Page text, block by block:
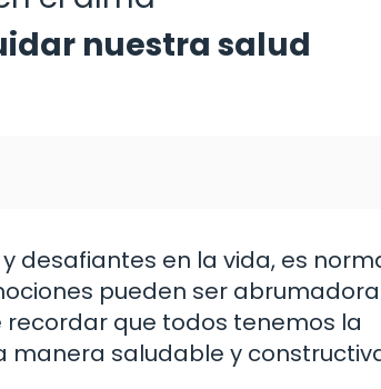
nuestra salud
desafiantes en la vida, es
pueden ser
que todos tenemos la
manera saludable y